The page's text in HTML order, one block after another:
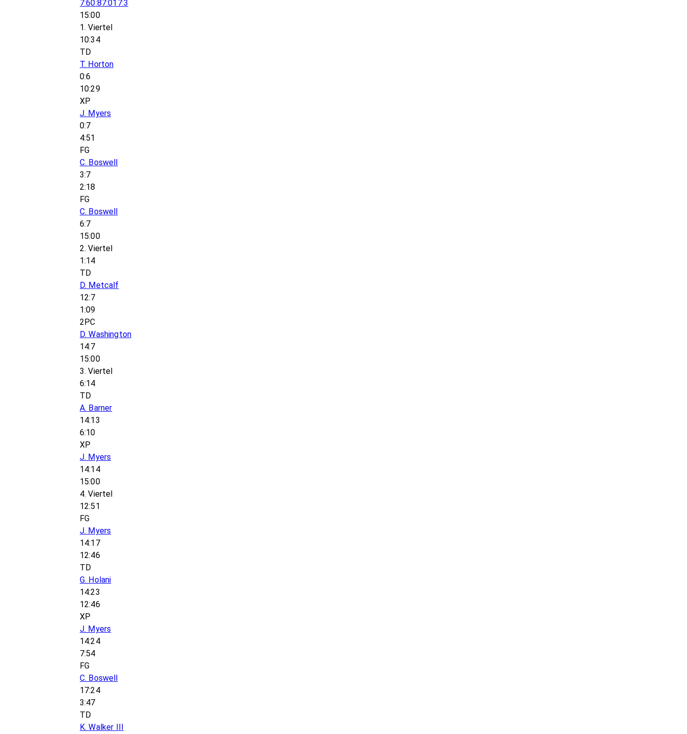
7:60:87:017:3
15:00
1. Viertel
10:34
TD
T. Horton
0:6
10:29
XP
J. Myers
0:7
4:51
FG
C. Boswell
3:7
2:18
FG
C. Boswell
6:7
15:00
2. Viertel
1:14
TD
D. Metcalf
12:7
1:09
2PC
D. Washington
14:7
15:00
3. Viertel
6:14
TD
A. Barner
14:13
6:10
XP
J. Myers
14:14
15:00
4. Viertel
12:51
FG
J. Myers
14:17
12:46
TD
G. Holani
14:23
12:46
XP
J. Myers
14:24
7:54
FG
C. Boswell
17:24
3:47
TD
K. Walker III